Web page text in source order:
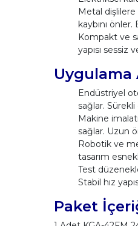
Metal dişlilere
kaybını
Kompakt ve
yapısı sessiz
Uygulama
Endüstriyel
sağlar.
Makine
sağlar. Uzun
Robotik ve
tasarım
Test
Stabil hız
Paket